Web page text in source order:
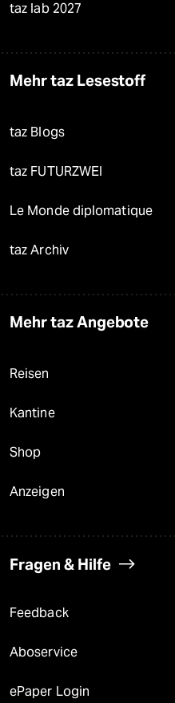
taz lab 2027
Mehr taz Lesestoff
taz Blogs
taz FUTURZWEI
Le Monde diplomatique
taz Archiv
Mehr taz Angebote
Reisen
Kantine
Shop
Anzeigen
Fragen & Hilfe
Feedback
Aboservice
ePaper Login